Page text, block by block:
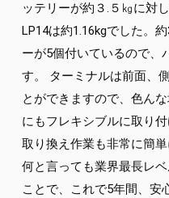
ッテリーが約３.５㎏に対
LP14は約1.16kgでした。
ーが5個付いているので、
す。 ターミナルは前面、
とができますので、色ん
にもフレキシブルに取り
取り換え作業も非常に簡
何と言っても業界最長レ
ことで、これで5年間、安